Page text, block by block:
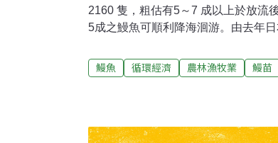
2160 隻，粗估有5～7 成以上於放流
5成之鰻魚可順利降海洄游。由去年
苗)，估計台灣放流鰻對鰻苗之潛在貢
主持年度鰻魚人工放流分工整合會議
東亞水產養殖的重要魚種，由於商業
鰻魚 循環經濟 農林漁牧業 鰻苗